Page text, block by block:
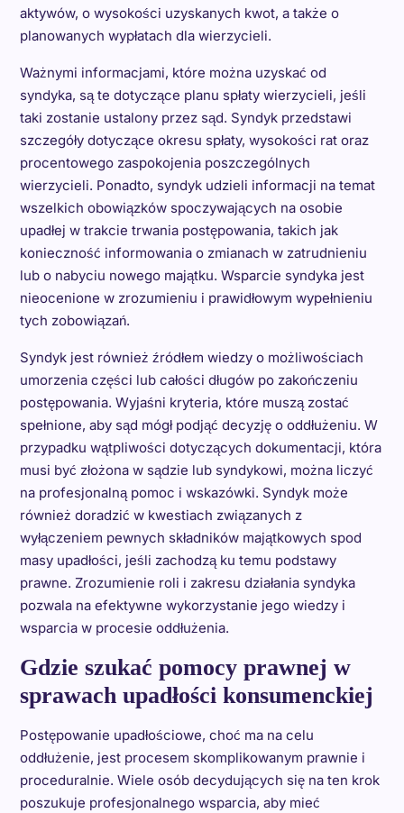
aktywów, o wysokości uzyskanych kwot, a także o
planowanych wypłatach dla wierzycieli.
Ważnymi informacjami, które można uzyskać od
syndyka, są te dotyczące planu spłaty wierzycieli, jeśli
taki zostanie ustalony przez sąd. Syndyk przedstawi
szczegóły dotyczące okresu spłaty, wysokości rat oraz
procentowego zaspokojenia poszczególnych
wierzycieli. Ponadto, syndyk udzieli informacji na temat
wszelkich obowiązków spoczywających na osobie
upadłej w trakcie trwania postępowania, takich jak
konieczność informowania o zmianach w zatrudnieniu
lub o nabyciu nowego majątku. Wsparcie syndyka jest
nieocenione w zrozumieniu i prawidłowym wypełnieniu
tych zobowiązań.
Syndyk jest również źródłem wiedzy o możliwościach
umorzenia części lub całości długów po zakończeniu
postępowania. Wyjaśni kryteria, które muszą zostać
spełnione, aby sąd mógł podjąć decyzję o oddłużeniu. W
przypadku wątpliwości dotyczących dokumentacji, która
musi być złożona w sądzie lub syndykowi, można liczyć
na profesjonalną pomoc i wskazówki. Syndyk może
również doradzić w kwestiach związanych z
wyłączeniem pewnych składników majątkowych spod
masy upadłości, jeśli zachodzą ku temu podstawy
prawne. Zrozumienie roli i zakresu działania syndyka
pozwala na efektywne wykorzystanie jego wiedzy i
wsparcia w procesie oddłużenia.
Gdzie szukać pomocy prawnej w
sprawach upadłości konsumenckiej
Postępowanie upadłościowe, choć ma na celu
oddłużenie, jest procesem skomplikowanym prawnie i
proceduralnie. Wiele osób decydujących się na ten krok
poszukuje profesjonalnego wsparcia, aby mieć